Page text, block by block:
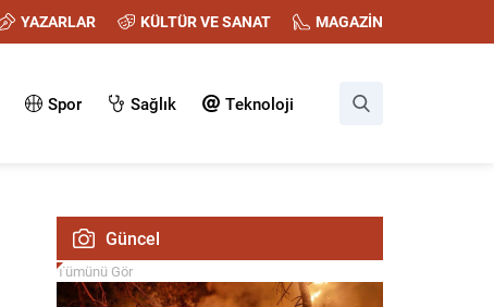
YAZARLAR KÜLTÜR VE SANAT MAGAZİN
Spor Sağlık Teknoloji
Güncel
Tümünü Gör